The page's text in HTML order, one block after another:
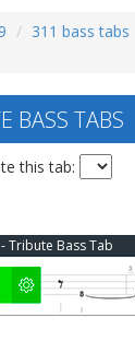
311 bass tabs
BASS TABS
this tab:
Tribute Bass Tab